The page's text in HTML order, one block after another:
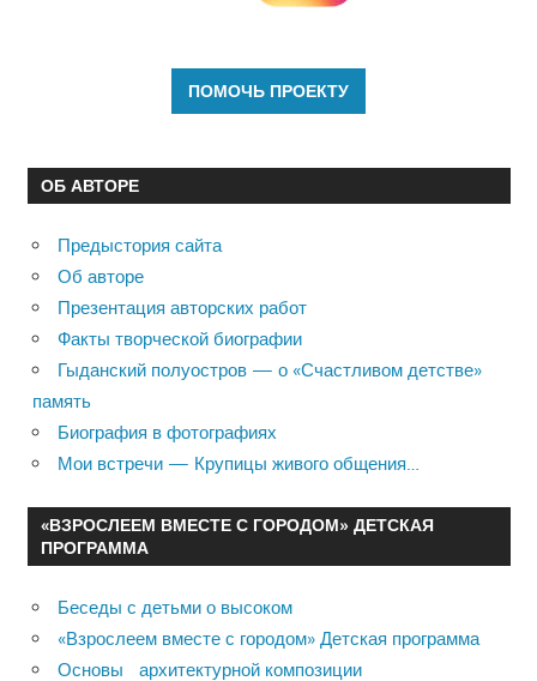
ОБ АВТОРЕ
Предыстория сайта
Об авторе
Презентация авторских работ
Факты творческой биографии
Гыданский полуостров — о «Счастливом детстве»
память
Биография в фотографиях
Мои встречи — Крупицы живого общения…
«ВЗРОСЛЕЕМ ВМЕСТЕ С ГОРОДОМ» ДЕТСКАЯ
ПРОГРАММА
Беседы с детьми о высоком
«Взрослеем вместе с городом» Детская программа
Основы архитектурной композиции